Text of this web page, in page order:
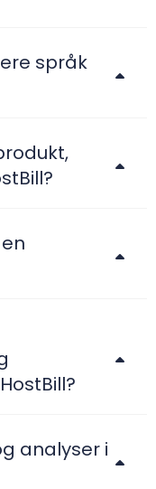
språk
analyser i